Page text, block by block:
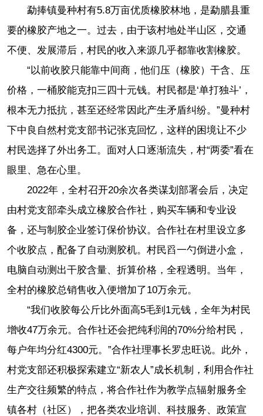
勐捧镇曼种村有5.8万亩优质橡胶林地，是勐腊县重
要的橡胶产地之一。过去，由于该村地处半山区，交通
不便、发展滞后，村民的收入来源几乎都靠收割橡胶。
“以前收胶只能靠中间商，他们压（橡胶）干含、压
价格，一桶胶能克扣三四十元钱。村民都是‘单打独斗’，
根本无力抵抗，甚至还经常因此产生矛盾纠纷。”曼种村
下中良自然村党支部书记张克回忆，这样的困境让不少
村民选择了外出务工。面对人口逐渐流失，村“两委”看在
眼里、急在心里。
2022年，全村召开20余次各类谋划部署会后，决定
由村党支部牵头成立橡胶合作社，购买车辆和专业设
备，还与制胶企业签订保价协议。合作社在村里设立多
个收胶点，配备了自动测胶机。村民舀一勺倒进小盒，
电脑自动测出干胶含量、折算价格，全程透明。当年，
全村的橡胶总销售收入便增加了10万余元。
“我们收胶每公斤比外面高5毛到1元钱，全年为村民
增收47万余元。合作社还会把纯利润的70%分给村民，
每户年均分红4300元。”合作社理事长罗忠旺说。此外，
村党支部还积极探索建立“新农人”成长机制，利用合作社
生产交往频繁的特点，将合作社作为教学点辐射服务全
镇各村（社区），把各类农业培训、科技服务、政策宣